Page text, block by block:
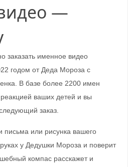
—
заказать именное видео
годом от Деда Мороза с
В базе более 2200 имен
ваших детей и вы
заказ.
письма или рисунка вашего
у Дедушки Мороза и поверит
компас расскажет и